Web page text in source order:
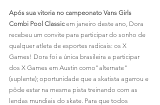
Após sua vitoria no campeonato Vans Girls
Combi Pool Classic em janeiro deste ano, Dora
recebeu um convite para participar do sonho de
qualquer atleta de esportes radicais: os X
Games! Dora foi a única brasileira a participar
dos X Games em Austin como"alternate"
(suplente); oportunidade que a skatista agarrou e
pôde estar na mesma pista treinando com as
lendas mundiais do skate. Para que todos